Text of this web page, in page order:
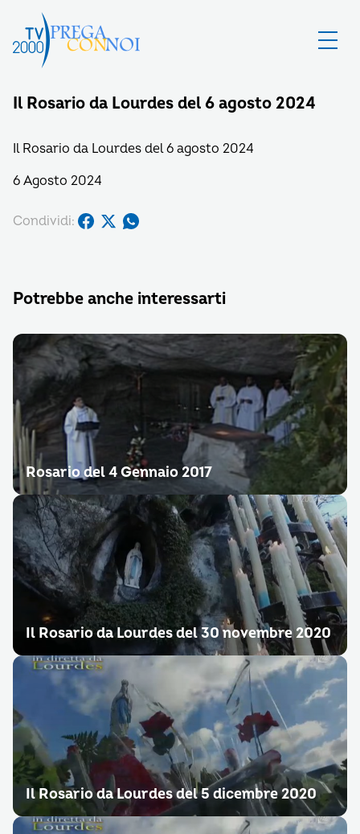
Il Rosario da Lourdes del 6 agosto 2024
Il Rosario da Lourdes del 6 agosto 2024
6 Agosto 2024
Condividi:
Potrebbe anche interessarti
Rosario del 4 Gennaio 2017
Il Rosario da Lourdes del 30 novembre 2020
Il Rosario da Lourdes del 5 dicembre 2020